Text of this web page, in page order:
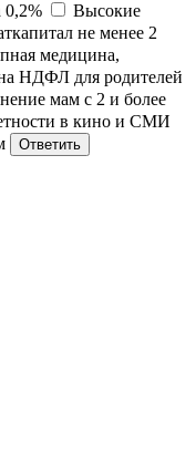
0,2%
Высокие
не менее 2
медицина,
НДФЛ для родителей
мам с 2 и более
в кино и СМИ